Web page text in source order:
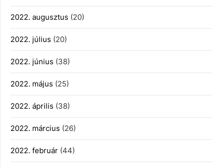
2022. augusztus (20)
2022. július (20)
2022. június (38)
2022. május (25)
2022. április (38)
2022. március (26)
2022. február (44)